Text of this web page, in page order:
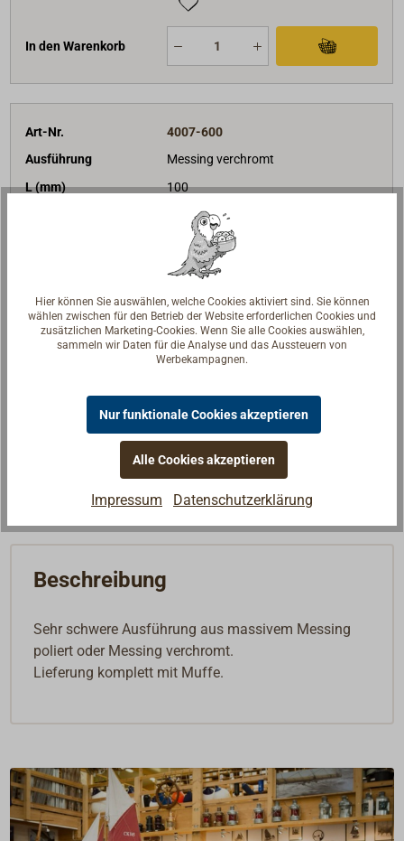
In den Warenkorb
Art-Nr.
4007-600
Ausführung
Messing verchromt
L (mm)
100
28,00
14
L2 (mm)
20
Gewicht (g)
610
Preis (Stück)
79,00 €*
netto:66,39 €
Am Lager
In den Warenkorb
Beschreibung
Sehr schwere Ausführung aus massivem Messing
poliert oder Messing verchromt.
Lieferung komplett mit Muffe.
Hier können Sie auswählen, welche Cookies aktiviert sind. Sie können
wählen zwischen für den Betrieb der Website erforderlichen Cookies und
zusätzlichen Marketing-Cookies. Wenn Sie alle Cookies auswählen,
sammeln wir Daten für die Analyse und das Aussteuern von
Werbekampagnen.
Nur funktionale Cookies akzeptieren
Alle Cookies akzeptieren
Impressum Datenschutzerklärung